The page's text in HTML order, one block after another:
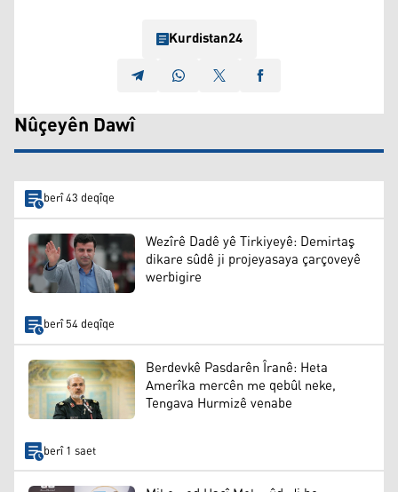
Kurdistan24
Nûçeyên Dawî
berî 43 deqîqe
Wezîrê Dadê yê Tirkiyeyê: Demirtaş
dikare sûdê ji projeyasaya çarçoveyê
werbigire
berî 54 deqîqe
Berdevkê Pasdarên Îranê: Heta
Amerîka mercên me qebûl neke,
Tengava Hurmizê venabe
berî 1 saet